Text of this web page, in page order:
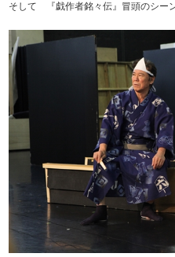
そして 『戯作者銘々伝』冒頭のシー